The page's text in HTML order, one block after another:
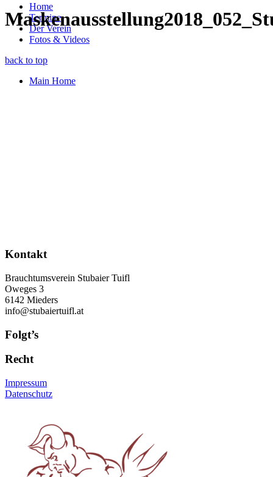
Home
Termine
Der Verein
Fotos & Videos
back to top
Main Home
Kontakt
Brauchtumsverein Stubaier Tuifl
Oweges 3
6142 Mieders
info@stubaiertuifl.at
Folgt’s
Recht
Impressum
Datenschutz